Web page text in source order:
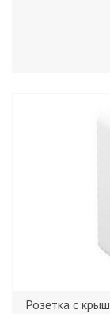
Розетка с